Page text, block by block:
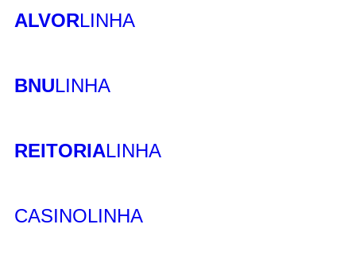
ALVORLINHA
BNULINHA
REITORIALINHA
CASINOLINHA